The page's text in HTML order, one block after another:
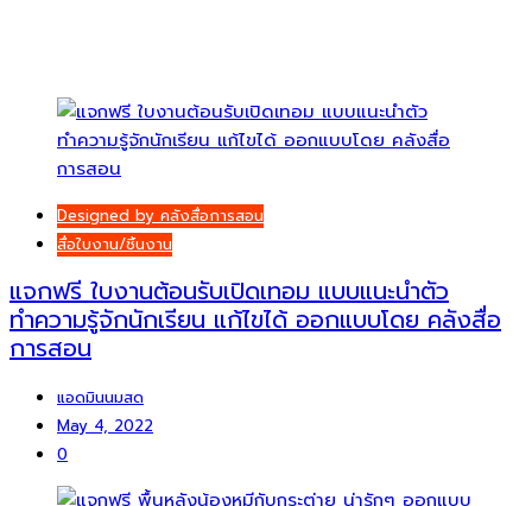
Designed by คลังสื่อการสอน
สื่อใบงาน/ชิ้นงาน
แจกฟรี ใบงานต้อนรับเปิดเทอม แบบแนะนำตัว
ทำความรู้จักนักเรียน แก้ไขได้ ออกแบบโดย คลังสื่อ
การสอน
แอดมินนมสด
May 4, 2022
0